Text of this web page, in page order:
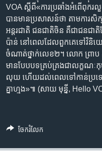
កាន់​
ទំព័រ​
ស្វែង​
រក
ភាសា
VOA ស្ដីពី​«‍ការ​ប្រឆាំង​អំពើ​ពុករលួ
បាន​មាន​ប្រសាសន៍​ថា តាម​ការ​សិក្ស
អន្តរជាតិ ជន​ជាតិ​ចិន គឺ​ជា​ជន​ជ
ប៉ាន់​ នៅ​ពេល​ដែល​ពួកគេ​ទៅ​វិនិ
ចំណាត់​ថ្នាក់​លេខ​២។ លោក ព្រាប
មាន​បែបបទ​គ្រប់គ្រង​ជា​លក្ខណៈ​
លុយ​ ហើយ​ដល់​ពេល​ទៅ​កាន់​ប្រ
គ្នា​ហ្មង»៕ (សាយ មុន្នី, Hello
ចែករំលែក